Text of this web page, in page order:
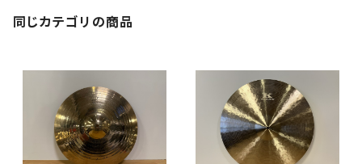
同じカテゴリの商品